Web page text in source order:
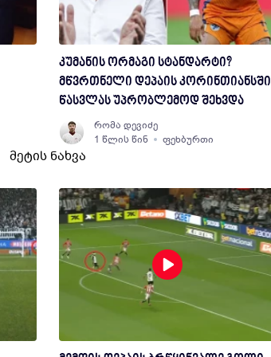
კუმანის ორმაგი სტანდარტი?
მწვრთნელი დეპაის კორინთიანსში
წასვლას უპრობლემოდ შეხვდა
რომა დევიძე
1 წლის წინ
ფეხბურთი
მეტის ნახვა